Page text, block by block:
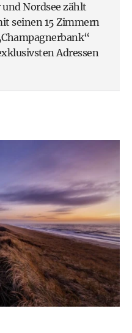
Nordsee zählt
seinen 15 Zimmern
Adressen